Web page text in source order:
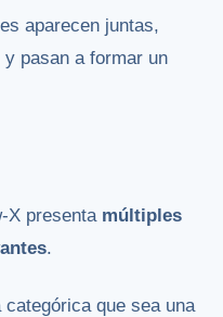
aparecen juntas,
pasan a formar un
X presenta múltiples
.
que sea una